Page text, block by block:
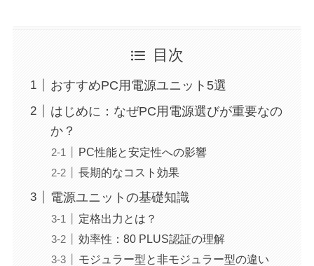
目次
おすすめPC用電源ユニット5選
はじめに：なぜPC用電源選びが重要なの
か？
PC性能と安定性への影響
長期的なコスト効果
電源ユニットの基礎知識
定格出力とは？
効率性：80 PLUS認証の理解
モジュラー型と非モジュラー型の違い